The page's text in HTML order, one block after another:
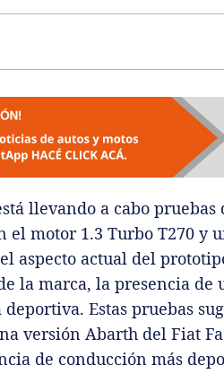
llevando a cabo pruebas
motor 1.3 Turbo T270 y
aspecto actual del
la marca, la presencia de
Estas pruebas
versión Abarth del Fiat
de conducción más